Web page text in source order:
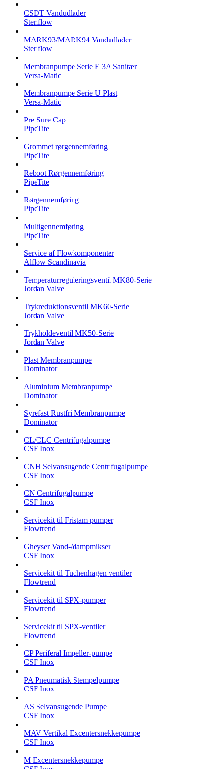
CSDT Vandudlader
Steriflow
MARK93/MARK94 Vandudlader
Steriflow
Membranpumpe Serie E 3A Sanitær
Versa-Matic
Membranpumpe Serie U Plast
Versa-Matic
Pre-Sure Cap
PipeTite
Grommet rørgennemføring
PipeTite
Reboot Rørgennemføring
PipeTite
Rørgennemføring
PipeTite
Multigennemføring
PipeTite
Service af Flowkomponenter
Alflow Scandinavia
Temperaturreguleringsventil MK80-Serie
Jordan Valve
Trykreduktionsventil MK60-Serie
Jordan Valve
Trykholdeventil MK50-Serie
Jordan Valve
Plast Membranpumpe
Dominator
Aluminium Membranpumpe
Dominator
Syrefast Rustfri Membranpumpe
Dominator
CL/CLC Centrifugalpumpe
CSF Inox
CNH Selvansugende Centrifugalpumpe
CSF Inox
CN Centrifugalpumpe
CSF Inox
Servicekit til Fristam pumper
Flowtrend
Gheyser Vand-/dampmikser
CSF Inox
Servicekit til Tuchenhagen ventiler
Flowtrend
Servicekit til SPX-pumper
Flowtrend
Servicekit til SPX-ventiler
Flowtrend
CP Periferal Impeller-pumpe
CSF Inox
PA Pneumatisk Stempelpumpe
CSF Inox
AS Selvansugende Pumpe
CSF Inox
MAV Vertikal Excentersnekkepumpe
CSF Inox
M Excentersnekkepumpe